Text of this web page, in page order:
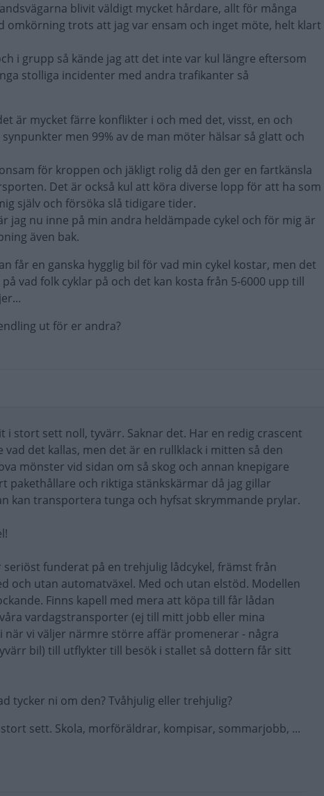
blivit väldigt mycket hårdare, allt för många
omkörning trots att jag var ensam och inget möte, helt klart
i grupp så kände jag att det inte var kul längre eftersom
stolliga incidenter med andra trafikanter så
är mycket färre konflikter i och med det, visst, en och
men 99% av de man möter hälsar så glatt och
för kroppen och jäkligt rolig då den ger en fartkänsla
Det är också kul att köra diverse lopp för att ha som
själv och försöka slå tidigare tider.
jag nu inne på min andra heldämpade cykel och för mig är
även bak.
får en ganska hygglig bil för vad min cykel kostar, men det
vad folk cyklar på och det kan kosta från 5-6000 upp till
ut för er andra?
i stort sett noll, tyvärr. Saknar det. Har en redig crascent
det kallas, men det är en rullklack i mitten så den
mönster vid sidan om så skog och annan knepigare
pakethållare och riktiga stänkskärmar då jag gillar
kan transportera tunga och hyfsat skrymmande prylar.
funderat på en trehjulig lådcykel, främst från
och utan automatväxel. Med och utan elstöd. Modellen
Finns kapell med mera att köpa till får lådan
vardagstransporter (ej till mitt jobb eller mina
vi väljer närmre större affär promenerar - några
bil) till utflykter till besök i stallet så dottern får sitt
tycker ni om den? Tvåhjulig eller trehjulig?
sett. Skola, morföräldrar, kompisar, sommarjobb, ...